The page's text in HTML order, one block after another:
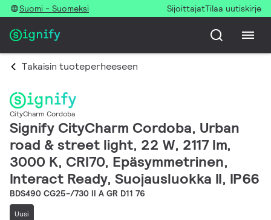
Suomi - Suomeksi SijoittajatTilaa uutiskirje
Takaisin tuoteperheeseen
CityCharm Cordoba
Signify CityCharm Cordoba, Urban
road & street light, 22 W, 2117 lm,
3000 K, CRI70, Epäsymmetrinen,
Interact Ready, Suojausluokka II, IP66
BDS490 CG25-/730 II A GR D11 76
Uusi